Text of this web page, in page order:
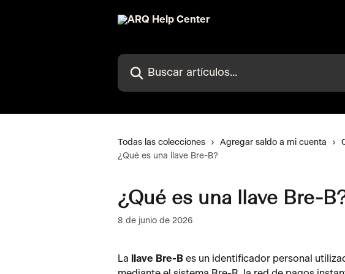
Buscar artículos...
Todas las colecciones Agregar saldo a mi cuenta
¿Qué es una llave Bre-B?
¿Qué es una llave Bre-
8 de junio de 2026
La llave Bre-B es un identificador personal